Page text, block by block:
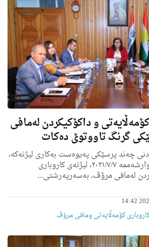
و داکۆکیکردن لەمافی
گرنگ تاووتوێ دەکات
چەند پرسێکی پەیوەست بەکاری لیژنەکە،
٢٠٢١/٧/٧ ، لیژنەی کاروباری
لەمافی مرۆڤ، بەسەرپەرشتی...
کۆمەڵایەتی ومافی مرۆڤ